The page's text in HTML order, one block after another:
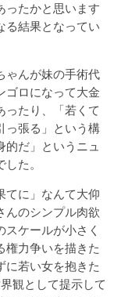
ったかと思います
る結果となってい
ゃんが妹の手術代
ゴロになって大金
ったり、「若くて
っ張る」という構
的だ」というニュ
た。
に」なんて大仰
んのシンプル肉欲
ケールが小さく
権力争いを描きた
に若い女を抱きた
観として提示して